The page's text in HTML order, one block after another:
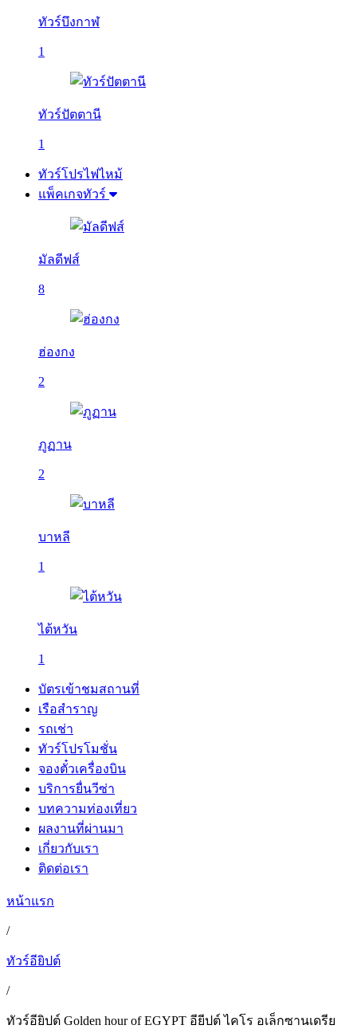
ทัวร์บึงกาฬ
1
ทัวร์ปัตตานี
1
ทัวร์โปรไฟไหม้
แพ็คเกจทัวร์
มัลดีฟส์
8
ฮ่องกง
2
ภูฏาน
2
บาหลี
1
ไต้หวัน
1
บัตรเข้าชมสถานที่
เรือสำราญ
รถเช่า
ทัวร์โปรโมชั่น
จองตั๋วเครื่องบิน
บริการยื่นวีซ่า
บทความท่องเที่ยว
ผลงานที่ผ่านมา
เกี่ยวกับเรา
ติดต่อเรา
หน้าแรก
/
ทัวร์อียิปต์
/
ทัวร์อียิปต์ Golden hour of EGYPT อียีปต์ ไคโร อเล็กซานเดรีย